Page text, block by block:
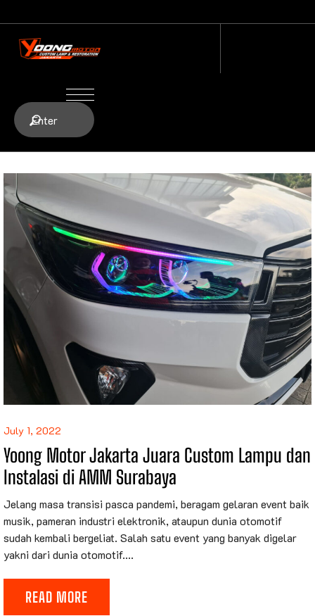
July 1, 2022
Yoong Motor Jakarta Juara Custom Lampu dan
Instalasi di AMM Surabaya
Jelang masa transisi pasca pandemi, beragam gelaran event baik
musik, pameran industri elektronik, ataupun dunia otomotif
sudah kembali bergeliat. Salah satu event yang banyak digelar
yakni dari dunia otomotif....
READ MORE